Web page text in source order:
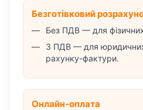
Безготівковий
Без ПДВ — для
З ПДВ — для
рахунку-фактури.
Онлайн-оплата